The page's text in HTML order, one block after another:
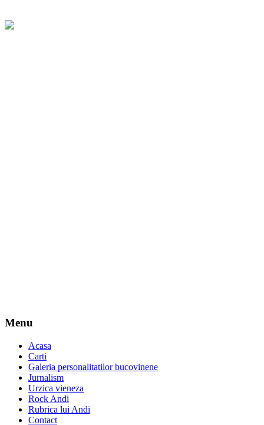
Menu
Acasa
Carti
Galeria personalitatilor bucovinene
Jurnalism
Urzica vieneza
Rock Andi
Rubrica lui Andi
Contact